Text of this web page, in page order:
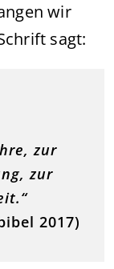
wir
sagt:
zur
zur
2017)